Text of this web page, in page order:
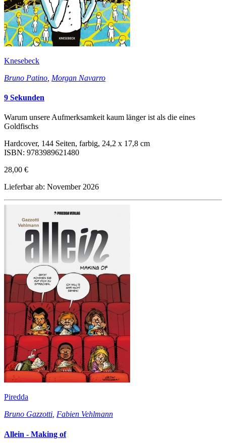
Knesebeck
Bruno Patino Morgan Navarro
9 Sekunden
Warum unsere Aufmerksamkeit kaum länger ist als die eines
Goldfischs
Hardcover, 144 Seiten, farbig, 24,2 x 17,8 cm
ISBN: 9783989621480
28,00 €
Lieferbar ab: November 2026
Piredda
Bruno Gazzotti Fabien Vehlmann
Allein - Making of